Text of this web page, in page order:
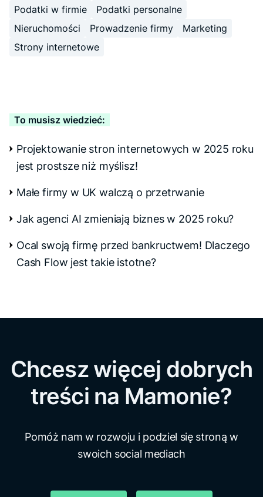
Podatki w firmie
Podatki personalne
Nieruchomości
Prowadzenie firmy
Marketing
Strony internetowe
To musisz wiedzieć:
Projektowanie stron internetowych w 2025 roku
jest prostsze niż myślisz!
Małe firmy w UK walczą o przetrwanie
Jak agenci AI zmieniają biznes w 2025 roku?
Ocal swoją firmę przed bankructwem! Dlaczego
Cash Flow jest takie istotne?
Chcesz więcej dobrych
treści na Mamonie?
Pomóż nam w rozwoju i podziel się stroną w
swoich social mediach